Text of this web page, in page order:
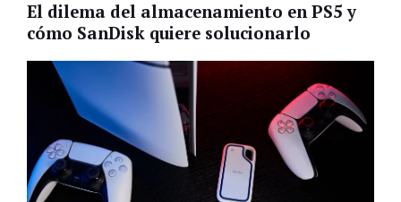
El dilema del almacenamiento en PS5 y
cómo SanDisk quiere solucionarlo